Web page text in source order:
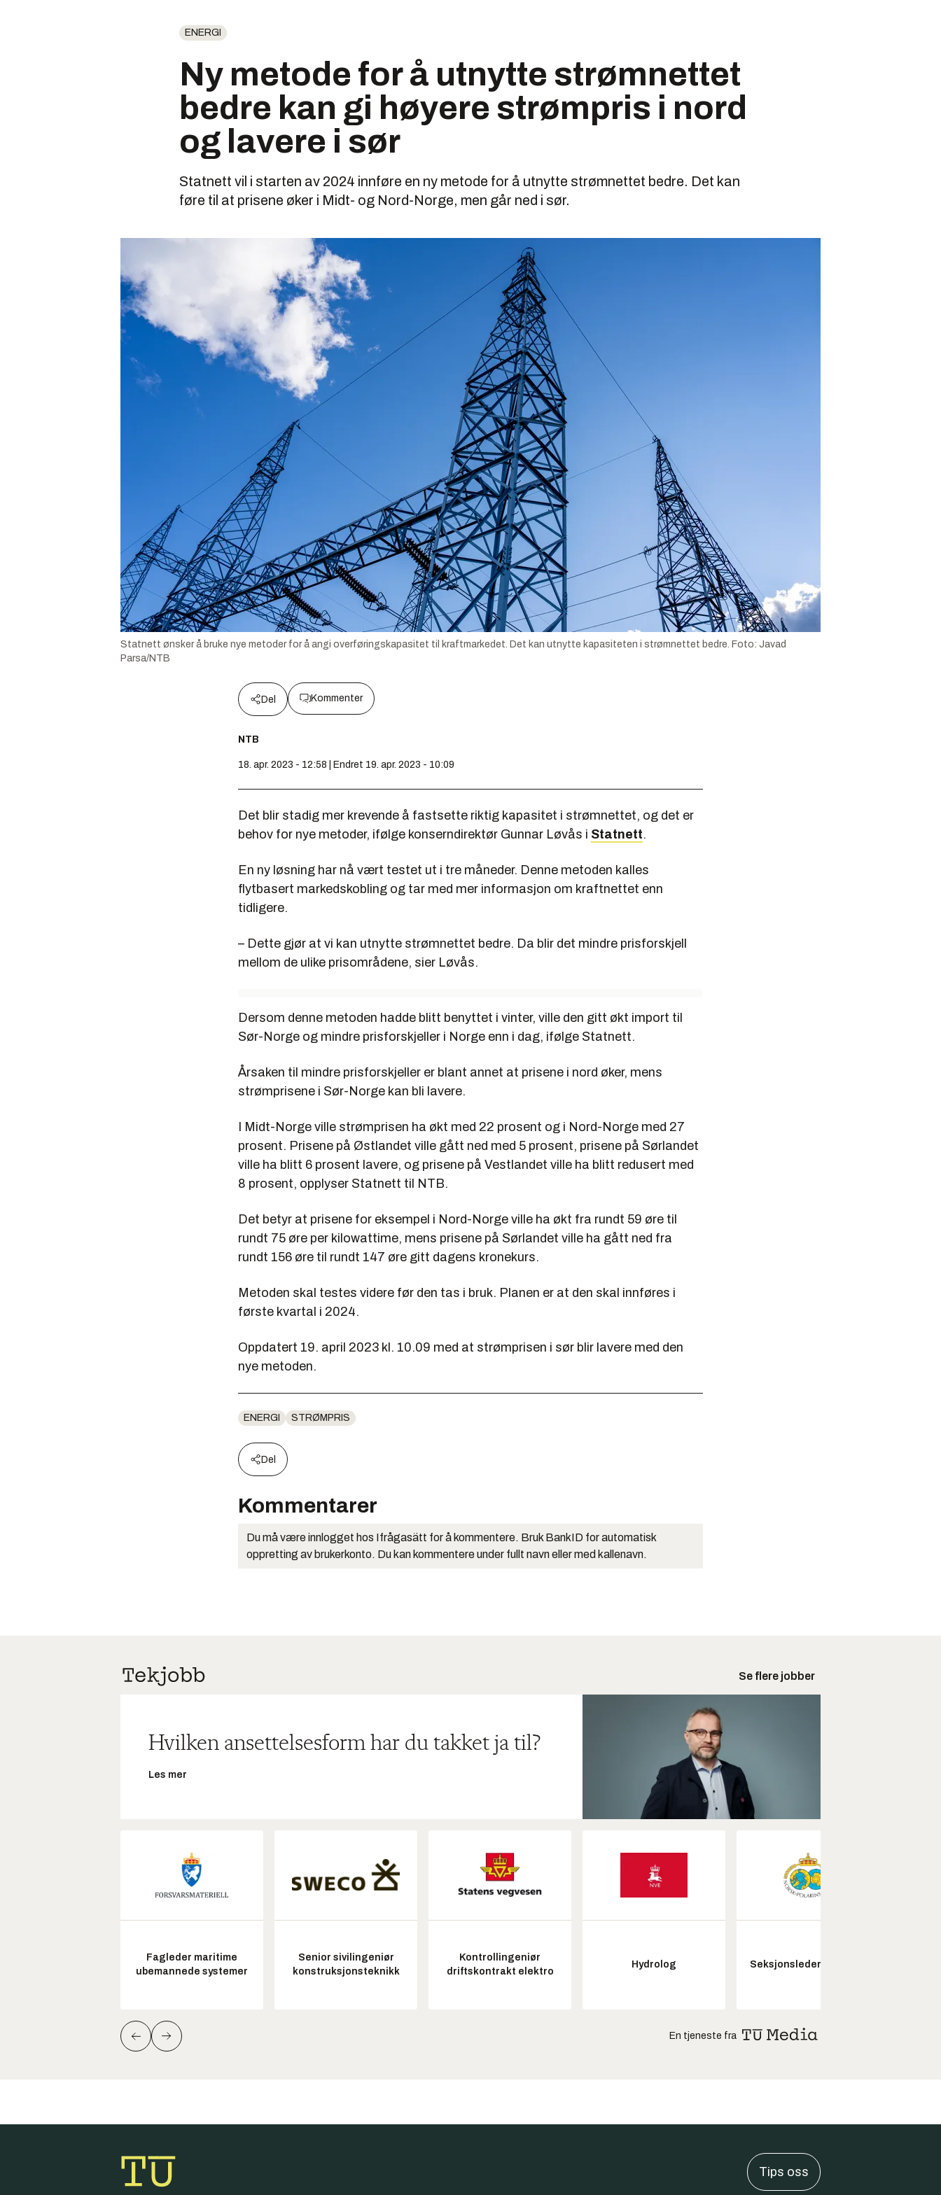
ENERGI
Ny metode for å utnytte strømnettet
bedre kan gi høyere strømpris i nord
og lavere i sør
Statnett vil i starten av 2024 innføre en ny metode for å utnytte strømnettet bedre. Det kan
føre til at prisene øker i Midt- og Nord-Norge, men går ned i sør.
Statnett ønsker å bruke nye metoder for å angi overføringskapasitet til kraftmarkedet. Det kan utnytte kapasiteten i strømnettet bedre. Foto: Javad
Parsa/NTB
Del Kommenter
NTB
18. apr. 2023 - 12:58 | Endret 19. apr. 2023 - 10:09
Det blir stadig mer krevende å fastsette riktig kapasitet i strømnettet, og det er
behov for nye metoder, ifølge konserndirektør Gunnar Løvås i Statnett.
En ny løsning har nå vært testet ut i tre måneder. Denne metoden kalles
flytbasert markedskobling og tar med mer informasjon om kraftnettet enn
tidligere.
– Dette gjør at vi kan utnytte strømnettet bedre. Da blir det mindre prisforskjell
mellom de ulike prisområdene, sier Løvås.
Dersom denne metoden hadde blitt benyttet i vinter, ville den gitt økt import til
Sør-Norge og mindre prisforskjeller i Norge enn i dag, ifølge Statnett.
Årsaken til mindre prisforskjeller er blant annet at prisene i nord øker, mens
strømprisene i Sør-Norge kan bli lavere.
I Midt-Norge ville strømprisen ha økt med 22 prosent og i Nord-Norge med 27
prosent. Prisene på Østlandet ville gått ned med 5 prosent, prisene på Sørlandet
ville ha blitt 6 prosent lavere, og prisene på Vestlandet ville ha blitt redusert med
8 prosent, opplyser Statnett til NTB.
Det betyr at prisene for eksempel i Nord-Norge ville ha økt fra rundt 59 øre til
rundt 75 øre per kilowattime, mens prisene på Sørlandet ville ha gått ned fra
rundt 156 øre til rundt 147 øre gitt dagens kronekurs.
Metoden skal testes videre før den tas i bruk. Planen er at den skal innføres i
første kvartal i 2024.
Oppdatert 19. april 2023 kl. 10.09 med at strømprisen i sør blir lavere med den
nye metoden.
ENERGI STRØMPRIS
Del
Kommentarer
Du må være innlogget hos Ifrågasätt for å kommentere. Bruk BankID for automatisk
oppretting av brukerkonto. Du kan kommentere under fullt navn eller med kallenavn.
Se flere jobber
Hvilken ansettelsesform har du takket ja til?
Les mer
Fagleder maritime
ubemannede systemer
Senior sivilingeniør
konstruksjonsteknikk
Kontrollingeniør
driftskontrakt elektro
Hydrolog Seksjonsleder Nye Troll
En tjeneste fra
Tips oss